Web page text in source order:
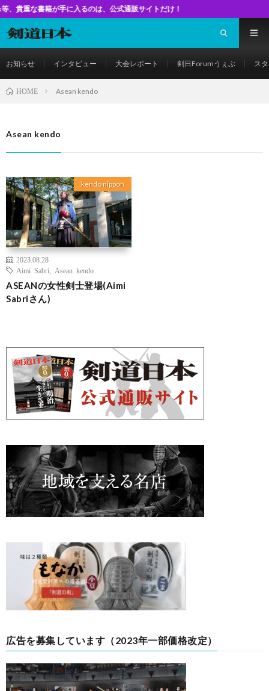
が手に入るのは、公式通販サイトだけ！
お知らせ インタビュー 大会レポート 剣日Forumうぇぶ ス
HOME Asean kendo
Asean kendo
kendo nippon
2023.08.28
Aimi Sabri
Asean kendo
ASEANの女性剣士登場(Aimi
Sabriさん)
広告を募集しています（2023年一部価格改定）